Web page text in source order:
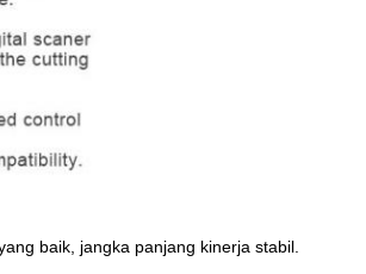
baik, jangka panjang kinerja stabil.